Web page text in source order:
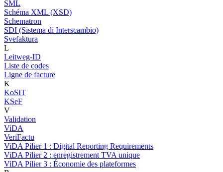
SML
Schéma XML (XSD)
Schematron
SDI (Sistema di Interscambio)
Svefaktura
L
Leitweg-ID
Liste de codes
Ligne de facture
K
KoSIT
KSeF
V
Validation
ViDA
VeriFactu
ViDA Pilier 1 : Digital Reporting Requirements
ViDA Pilier 2 : enregistrement TVA unique
ViDA Pilier 3 : Économie des plateformes